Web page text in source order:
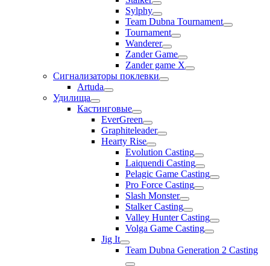
Sylphy
Team Dubna Tournament
Tournament
Wanderer
Zander Game
Zander game X
Сигнализаторы поклевки
Artuda
Удилища
Кастинговые
EverGreen
Graphiteleader
Hearty Rise
Evolution Casting
Laiquendi Casting
Pelagic Game Casting
Pro Force Casting
Slash Monster
Stalker Casting
Valley Hunter Casting
Volga Game Casting
Jig It
Team Dubna Generation 2 Casting